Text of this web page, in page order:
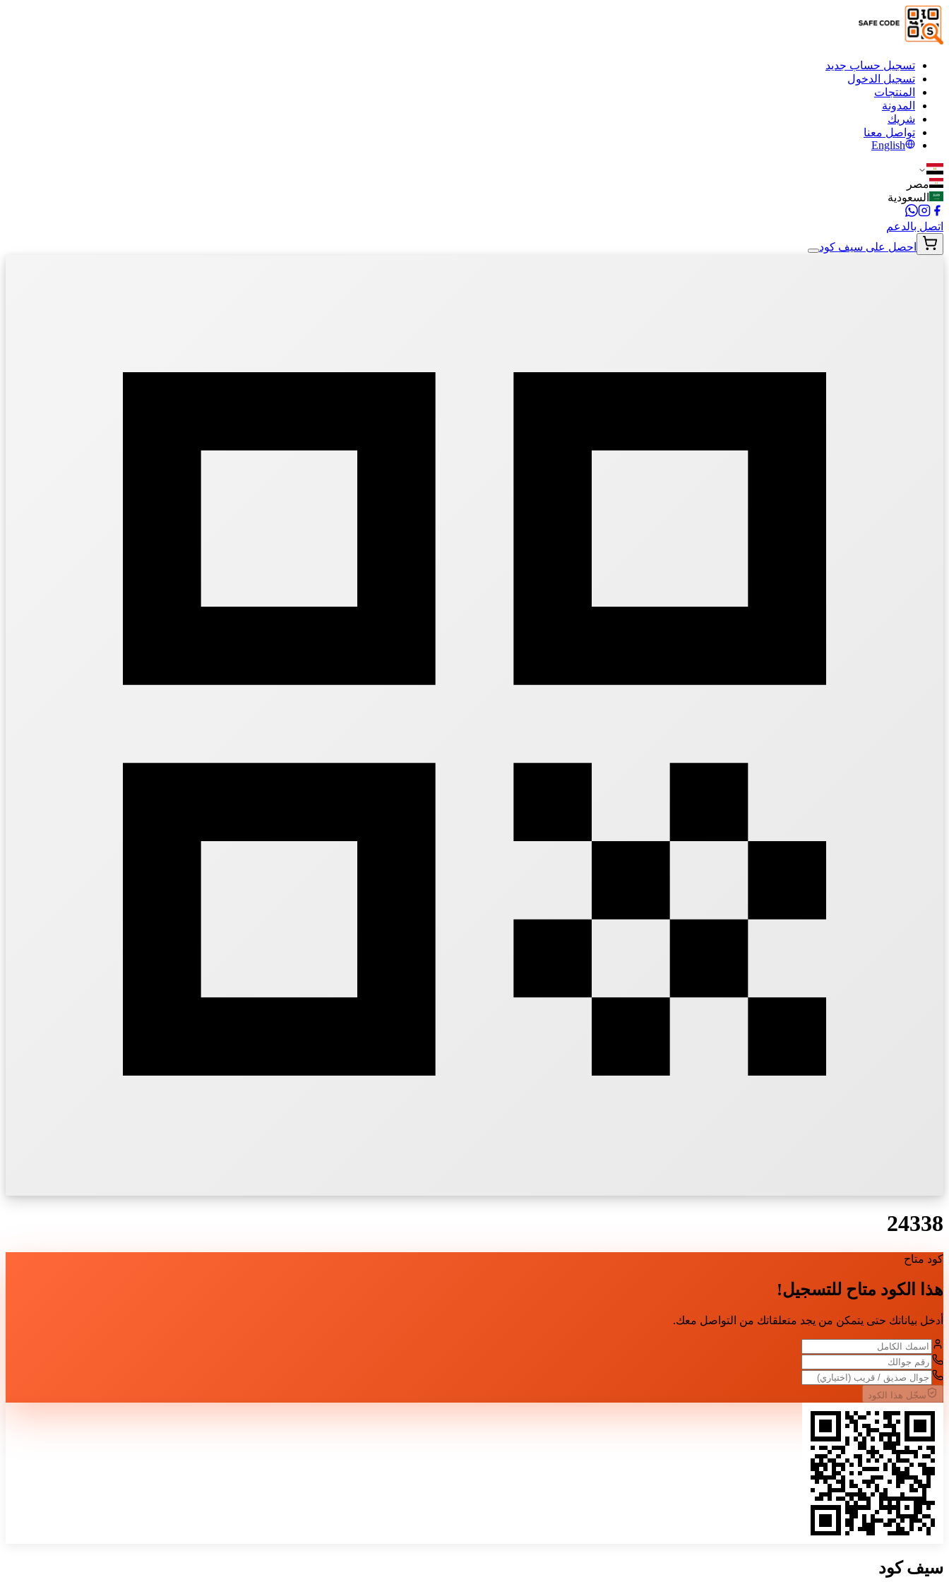
تسجيل حساب جديد
تسجيل الدخول
المنتجات
المدونة
شريك
تواصل معنا
English
مصر
السعودية
اتصل بالدعم
احصل على سيف كود
24338
كود متاح
هذا الكود متاح للتسجيل!
أدخل بياناتك حتى يتمكن من يجد متعلقاتك من التواصل معك.
سجّل هذا الكود
سيفكود